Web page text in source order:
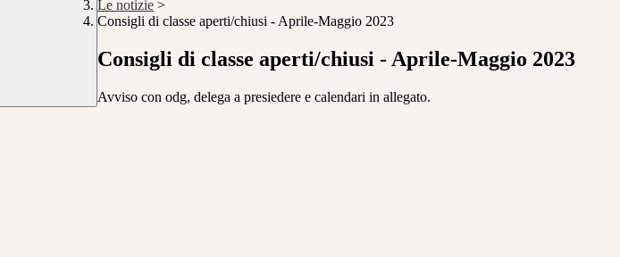
Le notizie >
Consigli di classe aperti/chiusi - Aprile-Maggio 2023
Consigli di classe aperti/chiusi - Aprile-Maggio 2023
Avviso con odg, delega a presiedere e calendari in allegato.